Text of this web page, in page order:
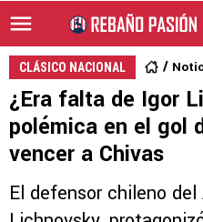
CLÁSICO NACIONAL
¿Era falta de Igor
polémica en el gol
vencer a Chivas
El defensor chileno del